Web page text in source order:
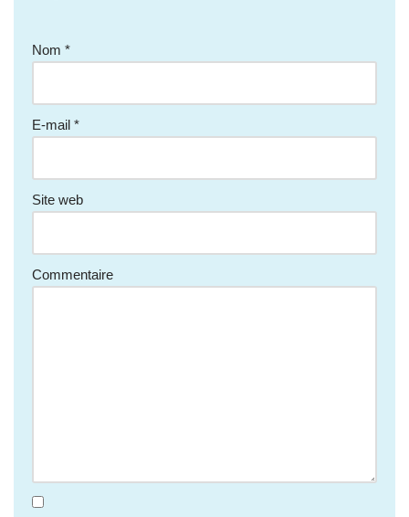
Nom *
E-mail *
Site web
Commentaire